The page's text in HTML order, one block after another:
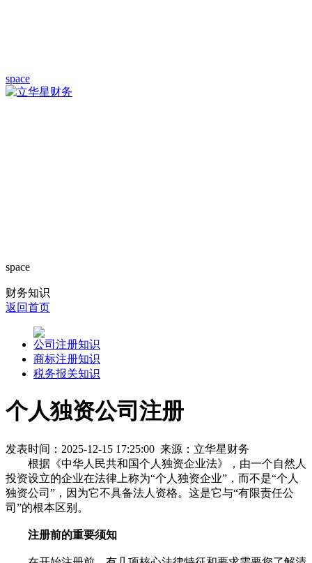
space
space
财务知识
返回首页
公司注册知识
商标注册知识
税务报关知识
个人独资公司注册
发表时间：2025-12-15 17:25:00 来源：立华星财务
根据《中华人民共和国个人独资企业法》，由一个自然人
投资设立的企业在法律上称为“个人独资企业”，而不是“个人
独资公司”，因为它不具备法人资格。这是它与“有限责任公
司”的根本区别。
注册前的重要须知